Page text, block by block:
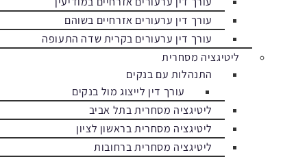
עורך דין ערעורים אזרחיים בשוהם
עורך דין ערעורים בקרית שדה התעופה
ליטיגציה מסחרית
התנהלות עם בנקים
עורך דין לייצוג מול בנקים
ליטיגציה מסחרית בתל אביב
ליטיגציה מסחרית בראשון לציון
ליטיגציה מסחרית ברחובות